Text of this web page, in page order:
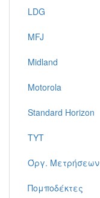
LDG
MFJ
Midland
Motorola
Standard Horizon
TYT
Όργ. Μετρήσεων
Πομποδέκτες